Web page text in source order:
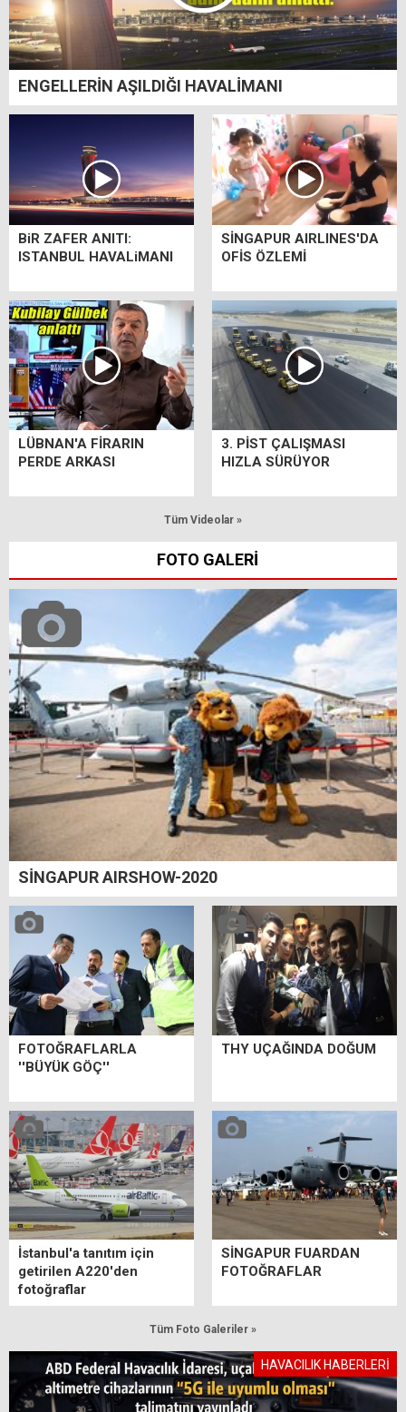
ENGELLERİN AŞILDIĞI HAVALİMANI
BiR ZAFER ANITI:
ISTANBUL HAVALiMANI
SİNGAPUR AIRLINES'DA
OFİS ÖZLEMİ
LÜBNAN'A FİRARIN
PERDE ARKASI
3. PİST ÇALIŞMASI
HIZLA SÜRÜYOR
Tüm Videolar »
FOTO GALERİ
SİNGAPUR AIRSHOW-2020
FOTOĞRAFLARLA
''BÜYÜK GÖÇ''
THY UÇAĞINDA DOĞUM
İstanbul'a tanıtım için
getirilen A220'den
fotoğraflar
SİNGAPUR FUARDAN
FOTOĞRAFLAR
Tüm Foto Galeriler »
HAVACILIK HABERLERİ